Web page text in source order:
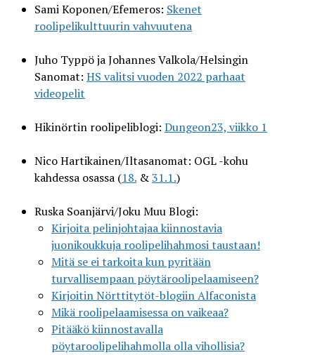
Sami Koponen/Efemeros: Skenet
roolipelikulttuurin vahvuutena
Juho Typpö ja Johannes Valkola/Helsingin
Sanomat: HS valitsi vuoden 2022 parhaat
videopelit
Hikinörtin roolipeliblogi: Dungeon23, viikko 1
Nico Hartikainen/Iltasanomat: OGL -kohu
kahdessa osassa (18.&31.1.)
Ruska Soanjärvi/Joku Muu Blogi:
Kirjoita pelinjohtajaa kiinnostavia
juonikoukkuja roolipelihahmosi taustaan!
Mitä se ei tarkoita kun pyritään
turvallisempaan pöytäroolipelaamiseen?
Kirjoitin Nörttitytöt-blogiin Alfaconista
Mikä roolipelaamisessa on vaikeaa?
Pitääkö kiinnostavalla
pöytaroolipelihahmolla olla vihollisia?